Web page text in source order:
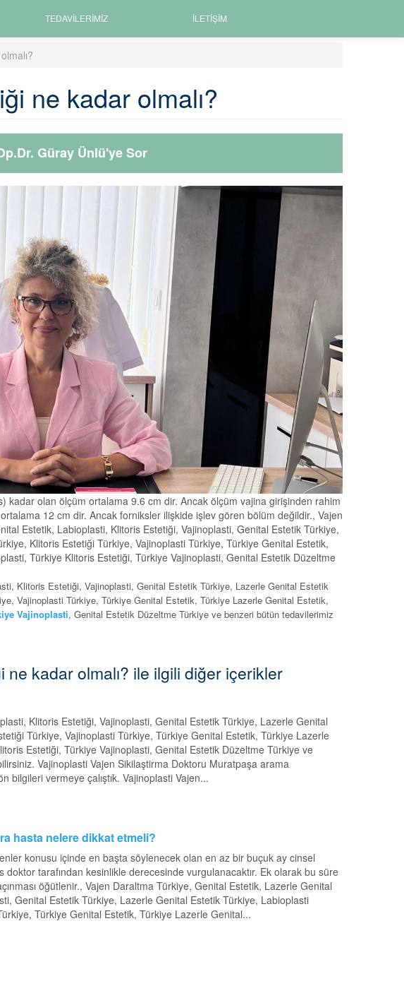
TEDAVILERIMIZ İLETIŞIM
ne kadar olmalı?
Güray Ünlü'ye Sor
kadar olan ölçüm ortalama 9.6 cm dir. Ancak ölçüm vajina girişinden rahim
ortalama 12 cm dir. Ancak forniksler ilişkide işlev gören bölüm değildir., Vajen
Estetik, Labioplasti, Klitoris Estetiği, Vajinoplasti, Genital Estetik Türkiye,
Klitoris Estetiği Türkiye, Vajinoplasti Türkiye, Türkiye Genital Estetik,
Türkiye Klitoris Estetiği, Türkiye Vajinoplasti, Genital Estetik Düzeltme
Klitoris Estetiği, Vajinoplasti, Genital Estetik Türkiye, Lazerle Genital Estetik
Vajinoplasti Türkiye, Türkiye Genital Estetik, Türkiye Lazerle Genital Estetik,
Vajinoplasti, Genital Estetik Düzeltme Türkiye ve benzeri bütün tedavilerimiz
ne kadar olmalı? ile ilgili diğer içerikler
Klitoris Estetiği, Vajinoplasti, Genital Estetik Türkiye, Lazerle Genital
Türkiye, Vajinoplasti Türkiye, Türkiye Genital Estetik, Türkiye Lazerle
Estetiği, Türkiye Vajinoplasti, Genital Estetik Düzeltme Türkiye ve
Vajinoplasti Vajen Sikilaştirma Doktoru Muratpaşa arama
bilgileri vermeye çalıştık. Vajinoplasti Vajen...
hasta nelere dikkat etmeli?
konusu içinde en başta söylenecek olan en az bir buçuk ay cinsel
tarafından kesinlikle derecesinde vurgulanacaktır. Ek olarak bu süre
öğütlenir., Vajen Daraltma Türkiye, Genital Estetik, Lazerle Genital
Genital Estetik Türkiye, Lazerle Genital Estetik Türkiye, Labioplasti
Türkiye Genital Estetik, Türkiye Lazerle Genital...